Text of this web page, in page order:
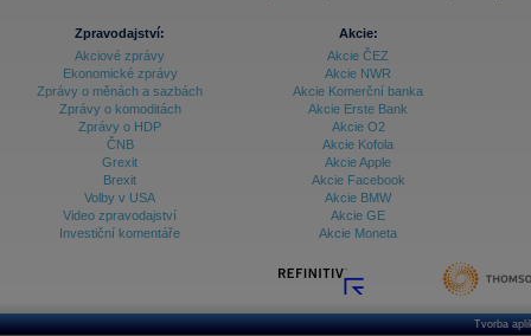
Zpravodajství:
Akciové zprávy
Ekonomické zprávy
Zprávy o měnách a sazbách
Zprávy o komoditách
Zprávy o HDP
ČNB
Grexit
Brexit
Volby v USA
Video zpravodajství
Investiční komentáře
Akcie:
Akcie ČEZ
Akcie NWR
Akcie Komerční banka
Akcie Erste Bank
Akcie O2
Akcie Kofola
Akcie Apple
Akcie Facebook
Akcie BMW
Akcie GE
Akcie Moneta
Tvorba